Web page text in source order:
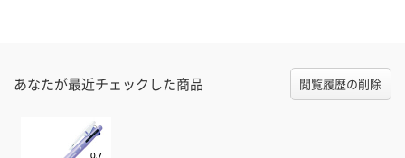
あなたが最近チェックした商品 閲覧履歴の削除